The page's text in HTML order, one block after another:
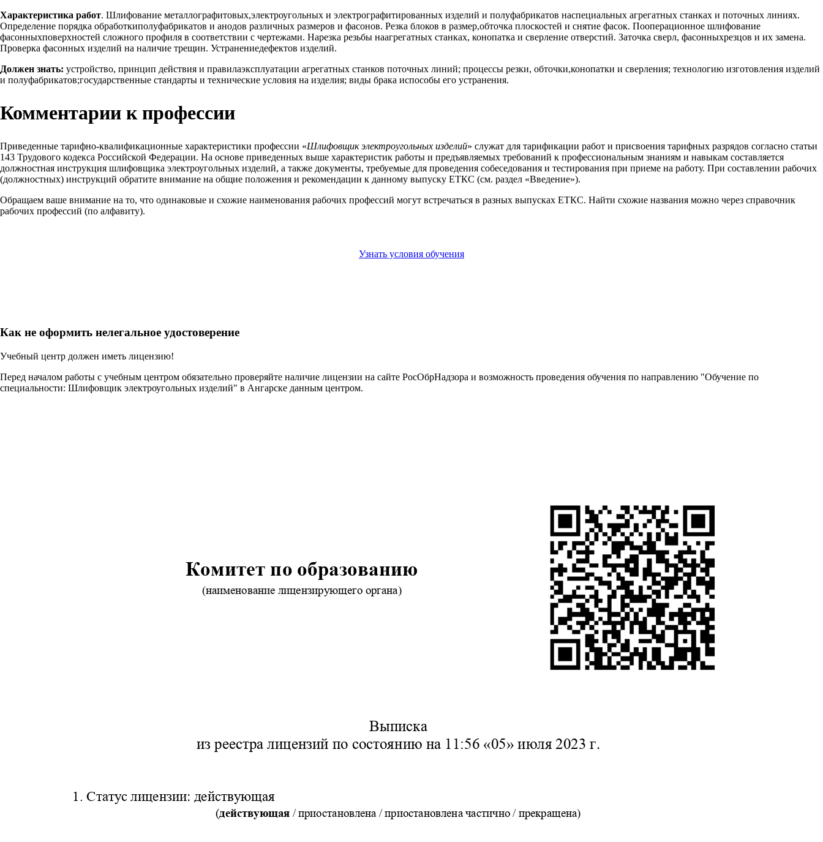
Характеристика работ. Шлифование металлографитовых,электроугольных и электрографитированных изделий и полуфабрикатов наспециальных агрегатных станках и поточных линиях.
Определение порядка обработкиполуфабрикатов и анодов различных размеров и фасонов. Резка блоков в размер,обточка плоскостей и снятие фасок. Пооперационное шлифование
фасонныхповерхностей сложного профиля в соответствии с чертежами. Нарезка резьбы наагрегатных станках, конопатка и сверление отверстий. Заточка сверл, фасонныхрезцов и их замена.
Проверка фасонных изделий на наличие трещин. Устранениедефектов изделий.
Должен знать: устройство, принцип действия и правилаэксплуатации агрегатных станков поточных линий; процессы резки, обточки,конопатки и сверления; технологию изготовления изделий
и полуфабрикатов;государственные стандарты и технические условия на изделия; виды брака испособы его устранения.
Комментарии к профессии
Приведенные тарифно-квалификационные характеристики профессии «Шлифовщик электроугольных изделий» служат для тарификации работ и присвоения тарифных разрядов согласно статьи
143 Трудового кодекса Российской Федерации. На основе приведенных выше характеристик работы и предъявляемых требований к профессиональным знаниям и навыкам составляется
должностная инструкция шлифовщика электроугольных изделий, а также документы, требуемые для проведения собеседования и тестирования при приеме на работу. При составлении рабочих
(должностных) инструкций обратите внимание на общие положения и рекомендации к данному выпуску ЕТКС (см. раздел «Введение»).
Обращаем ваше внимание на то, что одинаковые и схожие наименования рабочих профессий могут встречаться в разных выпусках ЕТКС. Найти схожие названия можно через справочник
рабочих профессий (по алфавиту).
Узнать условия обучения
Как не оформить нелегальное удостоверение
Учебный центр должен иметь лицензию!
Перед началом работы с учебным центром обязательно проверяйте наличие лицензии на сайте РосОбрНадзора и возможность проведения обучения по направлению "Обучение по
специальности: Шлифовщик электроугольных изделий" в Ангарске данным центром.